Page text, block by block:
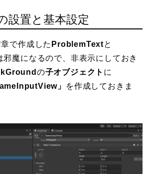
設置と基本設定
で作成した ProblemTextと
邪魔になるので、非表示にしておき
の子オブジェクト に
」
を作成しておきま